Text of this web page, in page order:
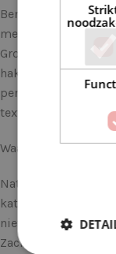
Ben je op zoek
met zachtheid en
Grossa Ecopuno,
hakers over de
perfecte mix van
textuur en prestaties
Waarom de Lana
Natuurlijke Vezels:
katoen, 17% uit
niet alleen
Zachtheid: Dankzij